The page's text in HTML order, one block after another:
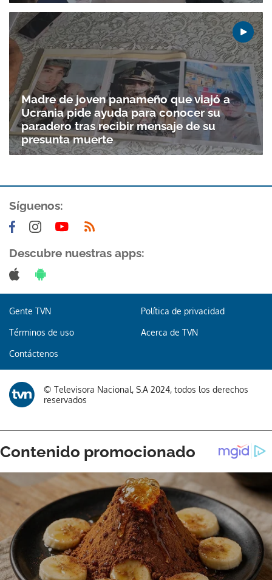
Gracias por suscribirte a nuestro boletín.
ACEPTAR
Madre de joven panameño que viajó a
Ucrania pide ayuda para conocer su
paradero tras recibir mensaje de su
presunta muerte
Síguenos:
Descubre nuestras apps:
Gente TVN Política de privacidad
Términos de uso Acerca de TVN
Contáctenos
© Televisora Nacional, S.A 2024, todos los derechos
reservados